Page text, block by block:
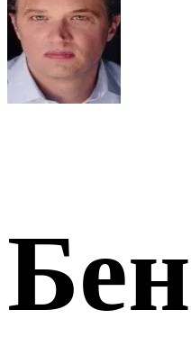
Бен